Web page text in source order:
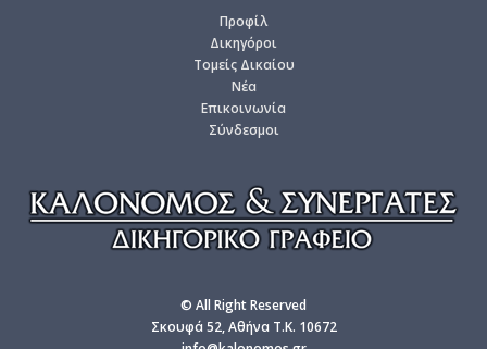
Προ­φίλ
Δι­κη­γό­ροι
Το­μείς Δι­καί­ου
Νέα
Επι­κοι­νω­νία
Σύν­δε­σμοι
© All Right Reserved
Σκουφά 52, Αθήνα T.K. 10672